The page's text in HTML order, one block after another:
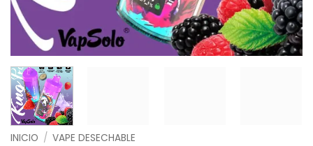
INICIO / VAPE DESECHABLE